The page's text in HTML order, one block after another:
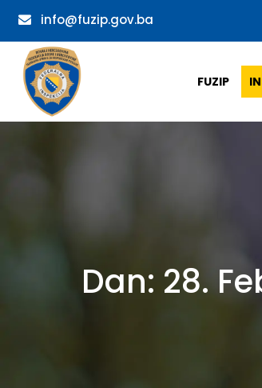
info@fuzip.gov.ba
FUZIP
Dan: 28.